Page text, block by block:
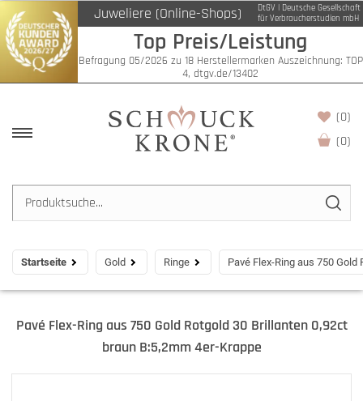
Juweliere (Online-Shops)
DtGV | Deutsche Gesellschaft
für Verbraucherstudien mbH
Top Preis/Leistung
Befragung 05/2026 zu 18 Herstellermarken Auszeichnung: TOP
4, dtgv.de/13402
(0)
(0)
Startseite Gold Ringe Pavé Flex-Ring aus 750
Pavé Flex-Ring aus 750 Gold Rotgold 30 Brillanten 0,92ct
braun B:5,2mm 4er-Krappe